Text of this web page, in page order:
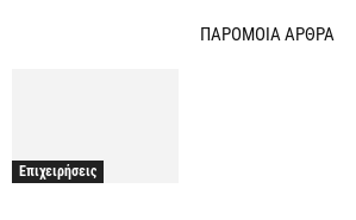
ΠΑΡΟΜΟΙΑ ΑΡΘΡΑ
Επιχειρήσεις